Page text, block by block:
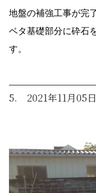
地盤の補強工事が完
ベタ基礎部分に砕石
す。
5. 2021年11月05日